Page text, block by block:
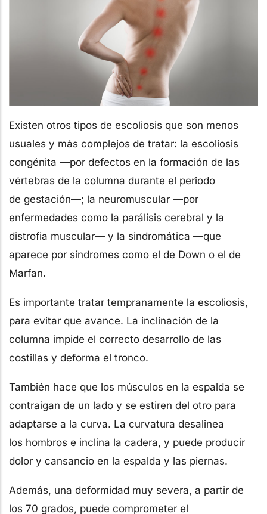
Existen otros tipos de escoliosis que son menos
usuales y más complejos de tratar: la escoliosis
congénita —por defectos en la formación de las
vértebras de la columna durante el periodo
de gestación—; la neuromuscular —por
enfermedades como la parálisis cerebral y la
distrofia muscular— y la sindromática —que
aparece por síndromes como el de Down o el de
Marfan.
Es importante tratar tempranamente la escoliosis,
para evitar que avance. La inclinación de la
columna impide el correcto desarrollo de las
costillas y deforma el tronco.
También hace que los músculos en la espalda se
contraigan de un lado y se estiren del otro para
adaptarse a la curva. La curvatura desalinea
los hombros e inclina la cadera, y puede producir
dolor y cansancio en la espalda y las piernas.
Además, una deformidad muy severa, a partir de
los 70 grados, puede comprometer el